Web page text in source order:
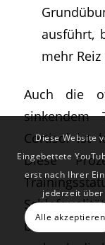
ausführt,
mehr
Auch die
sinkendem
Cortisol ist
Diese
Diese Website
Eingebettete
erst nach Ihrer
jederzeit
Alle akzeptieren